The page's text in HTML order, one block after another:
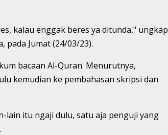
kalau enggak beres ya ditunda," ungkap
pada Jumat (24/03/23).
bacaan Al-Quran. Menurutnya,
kemudian ke pembahasan skripsi dan
lain itu ngaji dulu, satu aja penguji yang